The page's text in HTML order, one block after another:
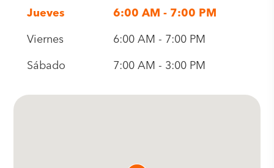
Jueves 6:00 AM - 7:00 PM
Viernes 6:00 AM - 7:00 PM
Sábado 7:00 AM - 3:00 PM